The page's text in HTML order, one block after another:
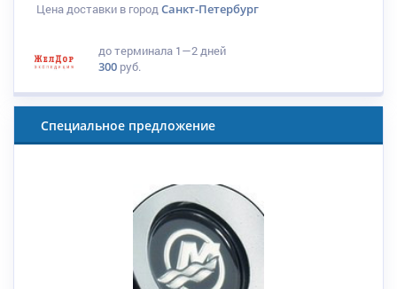
Цена доставки в городСанкт-Петербург
до терминала 1—2 дней
300 руб.
Специальное предложение